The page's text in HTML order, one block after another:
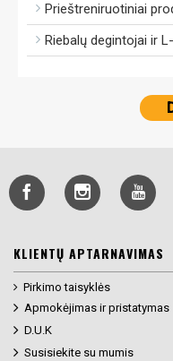
Prieštreniruotiniai
Riebalų degintojai ir
KLIENTŲ APTARNAVIMAS
Pirkimo taisyklės
Apmokėjimas ir pristatymas
D.U.K
Susisiekite su mumis